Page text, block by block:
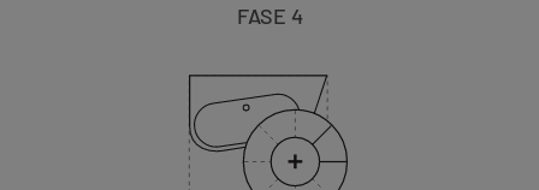
FASE 4